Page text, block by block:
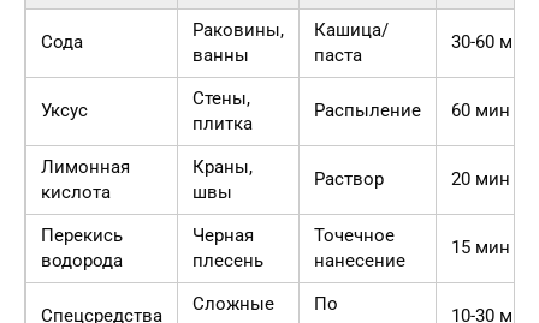
Сода
Раковины,
ванны
Кашица/
паста
30-60 мин
Уксус
Стены,
плитка
Распыление 60 мин
Лимонная
кислота
Краны,
швы
Раствор 20 мин
Перекись
водорода
Черная
плесень
Точечное
нанесение
15 мин
Спецсредства
Сложные
По
10-30 мин